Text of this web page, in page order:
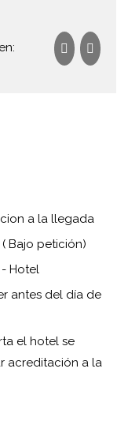
a la llegada
Bajo petición)
Hotel
antes del día de
el hotel se
acreditación a la